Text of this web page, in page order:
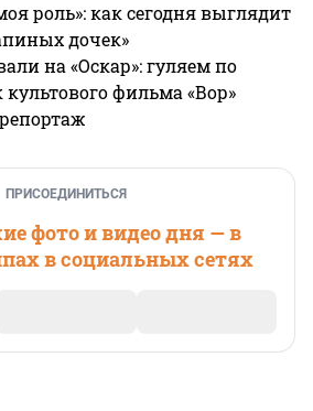
роль»: как сегодня выглядит
дочек»
на «Оскар»: гуляем по
фильма «Вор»
ПРИСОЕДИНИТЬСЯ
фото и видео дня — в
в социальных сетях